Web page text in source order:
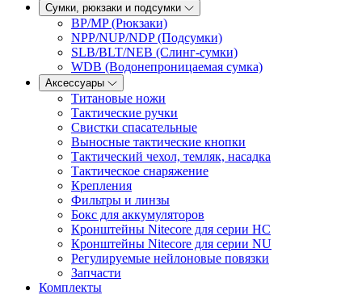
Сумки, рюкзаки и подсумки
BP/MP (Рюкзаки)
NPP/NUP/NDP (Подсумки)
SLB/BLT/NEB (Слинг-сумки)
WDB (Водонепроницаемая сумка)
Аксессуары
Титановые ножи
Тактические ручки
Свистки спасательные
Выносные тактические кнопки
Тактический чехол, темляк, насадка
Тактическое снаряжение
Крепления
Фильтры и линзы
Бокс для аккумуляторов
Кронштейны Nitecore для серии HС
Кронштейны Nitecore для серии NU
Регулируемые нейлоновые повязки
Запчасти
Комплекты